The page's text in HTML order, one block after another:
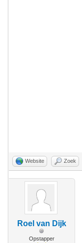
Website Zoek
Roel van Dijk
Opstapper